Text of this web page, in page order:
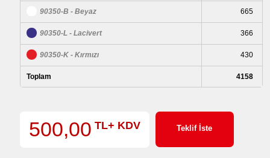
90350-B - Beyaz 665
90350-L - Lacivert 366
90350-K - Kırmızı 430
Toplam 4158
500,00 TL+ KDV Teklif İste